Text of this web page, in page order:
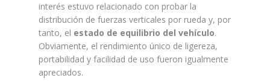
interés estuvo relacionado con probar la
distribución de fuerzas verticales por rueda y, por
tanto, el estado de equilibrio del vehículo.
Obviamente, el rendimiento único de ligereza,
portabilidad y facilidad de uso fueron igualmente
apreciados.